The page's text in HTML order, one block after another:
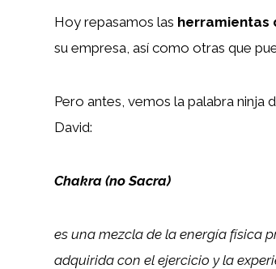
Hoy repasamos las herramientas
su empresa, así como otras que
Pero antes, vemos la palabra ninja
David:
Chakra (no Sacra)
es una mezcla de la energía física
adquirida con el ejercicio y la